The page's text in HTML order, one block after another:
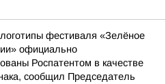
фестиваля «Зелёное
официально
Роспатентом в качестве
сообщил Председатель